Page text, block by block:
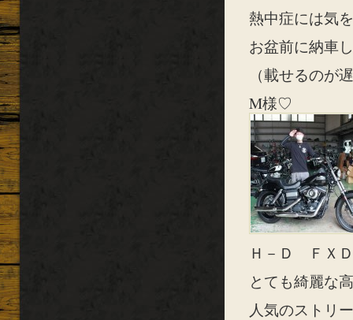
熱中症には気
お盆前に納車
（載せるのが
M様♡
Ｈ－Ｄ ＦＸ
とても綺麗な
人気のストリ